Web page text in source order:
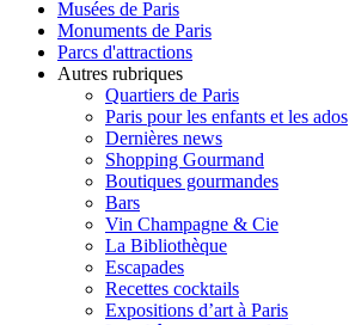
Musées de Paris
Monuments de Paris
Parcs d'attractions
Autres rubriques
Quartiers de Paris
Paris pour les enfants et les ados
Dernières news
Shopping Gourmand
Boutiques gourmandes
Bars
Vin Champagne & Cie
La Bibliothèque
Escapades
Recettes cocktails
Expositions d’art à Paris